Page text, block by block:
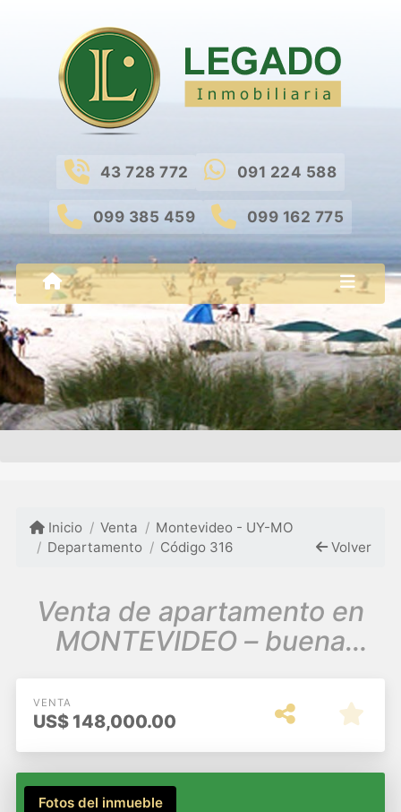
43 728 772 091 224 588
099 385 459 099 162 775
Inicio Venta
Montevideo - UY-MO
Departamento
Código 316 Volver
Venta de apartamento en
MONTEVIDEO – buena
VENTA
US$148,000.00
Fotos del inmueble